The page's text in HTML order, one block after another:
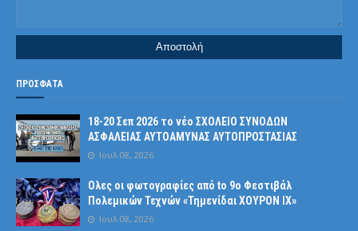
ΠΡΟΣΦΑΤΑ
18-20 Σεπ 2026 το νέο ΣΧΟΛΕΙΟ ΣΥΝΟΔΩΝ
ΑΣΦΑΛΕΙΑΣ ΑΥΤΟΑΜΥΝΑΣ ΑΥΤΟΠΡΟΣΤΑΣΙΑΣ
Ιουλ 08, 2026
Ολες οι φωτογραφίες από tο 9ο Φεστιβάλ
Πολεμικών Τεχνών «Τημενίδαι ΧΟΥΡΟΝ ΙΧ»
Ιουλ 08, 2026